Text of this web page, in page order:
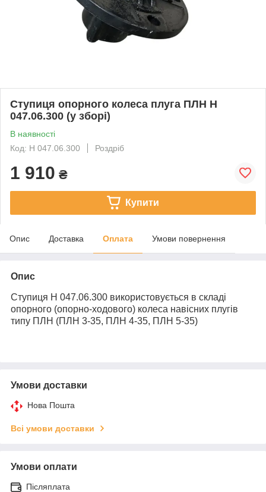
Ступиця опорного колеса плуга ПЛН Н
047.06.300 (у зборі)
В наявності
Код: Н 047.06.300
Роздріб
1 910 ₴
Купити
Опис Доставка Оплата Умови повернення
Опис
Ступиця Н 047.06.300 використовується в складі
опорного (опорно-ходового) колеса навісних плугів
типу ПЛН (ПЛН 3-35, ПЛН 4-35, ПЛН 5-35)
Умови доставки
Нова Пошта
Всі умови доставки
Умови оплати
Післяплата